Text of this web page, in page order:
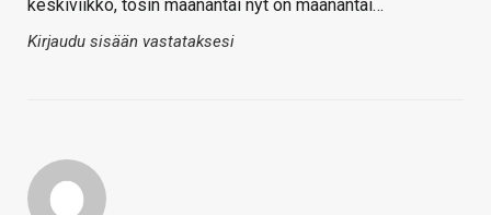
keskiviikko, tosin maanantai nyt on maanantai…
Kirjaudu sisään vastataksesi